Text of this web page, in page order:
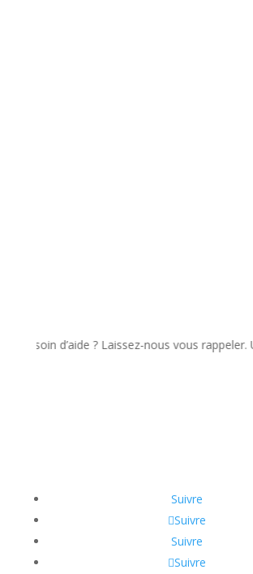
d’aide ? Laissez-nous vous rappeler. Un clic
Suivre
Suivre
Suivre
Suivre